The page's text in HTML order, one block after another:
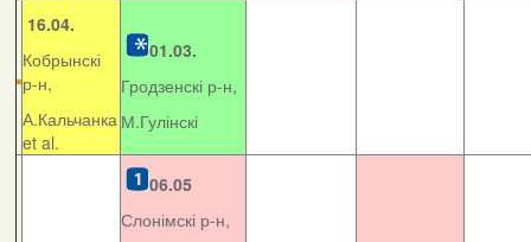
16.04.
Кобрынскі
р-н,
А.Кальчанка
et al.
01.03.
Гродзенскі р-н,
М.Гулінскі
06.05
Слонімскі р-н,